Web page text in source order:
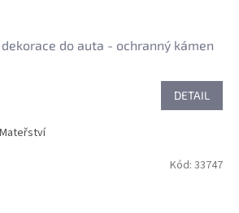
do auta - ochranný kámen
DETAIL
Kód: 33747